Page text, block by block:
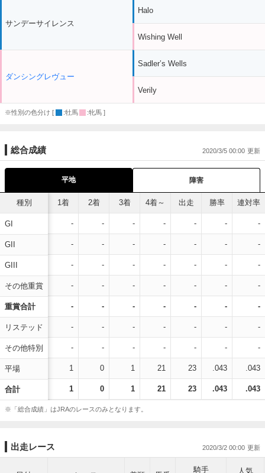
サンデーサイレンス
ダンシングレヴュー
Halo
Wishing Well
Sadler’s Wells
Verily
※性別の色分け [ :牡馬 :牝馬 ]
総合成績 2020/3/5 00:00
平地 障害
種別
GI
GII
GIII
その他重賞
重賞合計
リステッド
その他特別
平場
合計
1着 2着 3着 4着～ 出走 勝率 連対率
- - - - - - -
- - - - - - -
- - - - - - -
- - - - - - -
- - - - - - -
- - - - - - -
- - - - - - -
1 0 1 21 23 .043 .043
1 0 1 21 23 .043 .043
※「総合成績」はJRAのレースのみとなります。
出走レース 2020/3/2 00:00
騎手
人気